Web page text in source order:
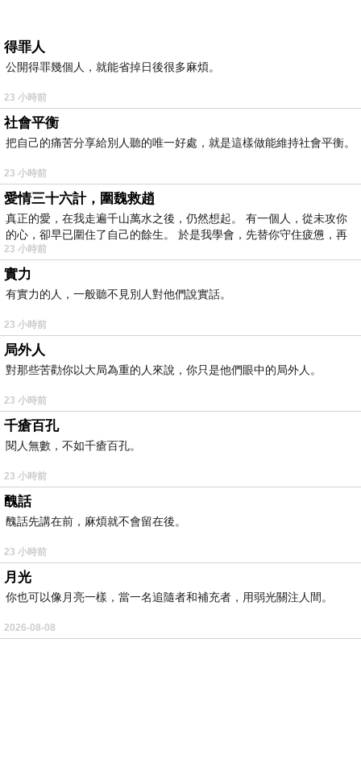
得罪人
公開得罪幾個人，就能省掉日後很多麻煩。
23 小時前
社會平衡
把自己的痛苦分享給別人聽的唯一好處，就是這樣做能維持社會平衡。
23 小時前
愛情三十六計，圍魏救趙
真正的愛，在我走遍千山萬水之後，仍然想起。 有一個人，從未攻你
的心，卻早已圍住了自己的餘生。 於是我學會，先替你守住疲憊，再
23 小時前
實力
有實力的人，一般聽不見別人對他們說實話。
23 小時前
局外人
對那些苦勸你以大局為重的人來說，你只是他們眼中的局外人。
23 小時前
千瘡百孔
閱人無數，不如千瘡百孔。
23 小時前
醜話
醜話先講在前，麻煩就不會留在後。
23 小時前
月光
你也可以像月亮一樣，當一名追隨者和補充者，用弱光關注人間。
2026-08-08